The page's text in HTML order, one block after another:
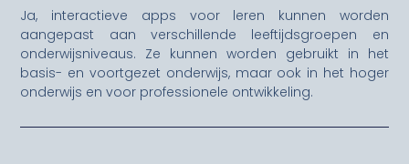
Ja, interactieve apps voor leren kunnen worden
aangepast aan verschillende leeftijdsgroepen en
onderwijsniveaus. Ze kunnen worden gebruikt in het
basis- en voortgezet onderwijs, maar ook in het hoger
onderwijs en voor professionele ontwikkeling.